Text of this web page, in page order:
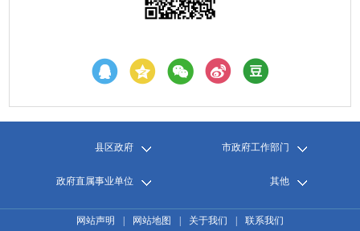
县区政府 市政府工作部门
政府直属事业单位 其他
网站声明 网站地图 关于我们
联系我们